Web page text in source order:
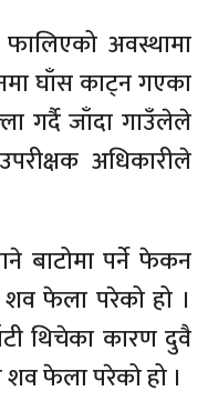
अवस्थामा
घाँस काट्न गएका
गर्दै जाँदा गाउँलेले
अधिकारीले
बाटोमा पर्ने फेकन
फेला परेको हो ।
थिचेका कारण दुवै
फेला परेको हो ।